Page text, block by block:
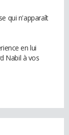
qui n'apparaît
en lui
Nabil à vos